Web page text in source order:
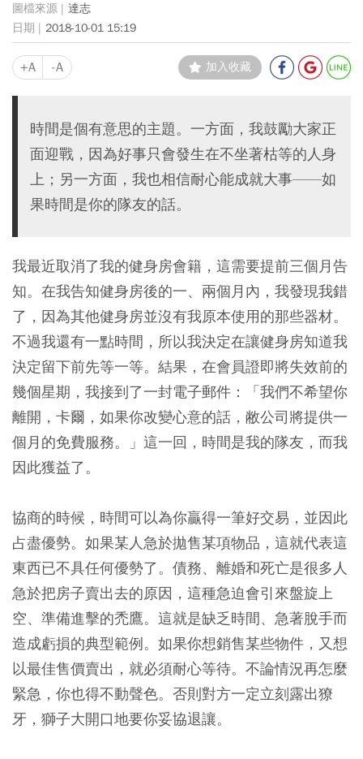
達志
2018-10-01 15:19
+A -A 加入收藏
時間是個有意思的主題。一方面，我鼓勵大家正
面迎戰，因為好事只會發生在不坐著枯等的人身
上；另一方面，我也相信耐心能成就大事——如
果時間是你的隊友的話。
我最近取消了我的健身房會籍，這需要提前三個月告
知。在我告知健身房後的一、兩個月內，我發現我錯
了，因為其他健身房並沒有我原本使用的那些器材。
不過我還有一點時間，所以我決定在讓健身房知道我
決定留下前先等一等。結果，在會員證即將失效前的
幾個星期，我接到了一封電子郵件：「我們不希望你
離開，卡爾，如果你改變心意的話，敝公司將提供一
個月的免費服務。」這一回，時間是我的隊友，而我
因此獲益了。
協商的時候，時間可以為你贏得一筆好交易，並因此
占盡優勢。如果某人急於拋售某項物品，這就代表這
東西已不具任何優勢了。債務、離婚和死亡是很多人
急於把房子賣出去的原因，這種急迫會引來盤旋上
空、準備進擊的禿鷹。這就是缺乏時間、急著脫手而
造成虧損的典型範例。如果你想銷售某些物件，又想
以最佳售價賣出，就必須耐心等待。不論情況再怎麼
緊急，你也得不動聲色。否則對方一定立刻露出獠
牙，獅子大開口地要你妥協退讓。